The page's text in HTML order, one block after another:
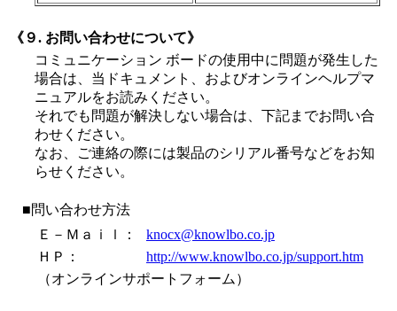
《９. お問い合わせについて》
コミュニケーション ボードの使用中に問題が発生した
場合は、当ドキュメント、およびオンラインヘルプマ
ニュアルをお読みください。
それでも問題が解決しない場合は、下記までお問い合
わせください。
なお、ご連絡の際には製品のシリアル番号などをお知
らせください。
■問い合わせ方法
Ｅ－Ｍａｉｌ：
knocx@knowlbo.co.jp
ＨＰ：
http://www.knowlbo.co.jp/support.htm
（オンラインサポートフォーム）